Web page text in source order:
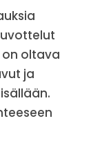
on oltava
ja